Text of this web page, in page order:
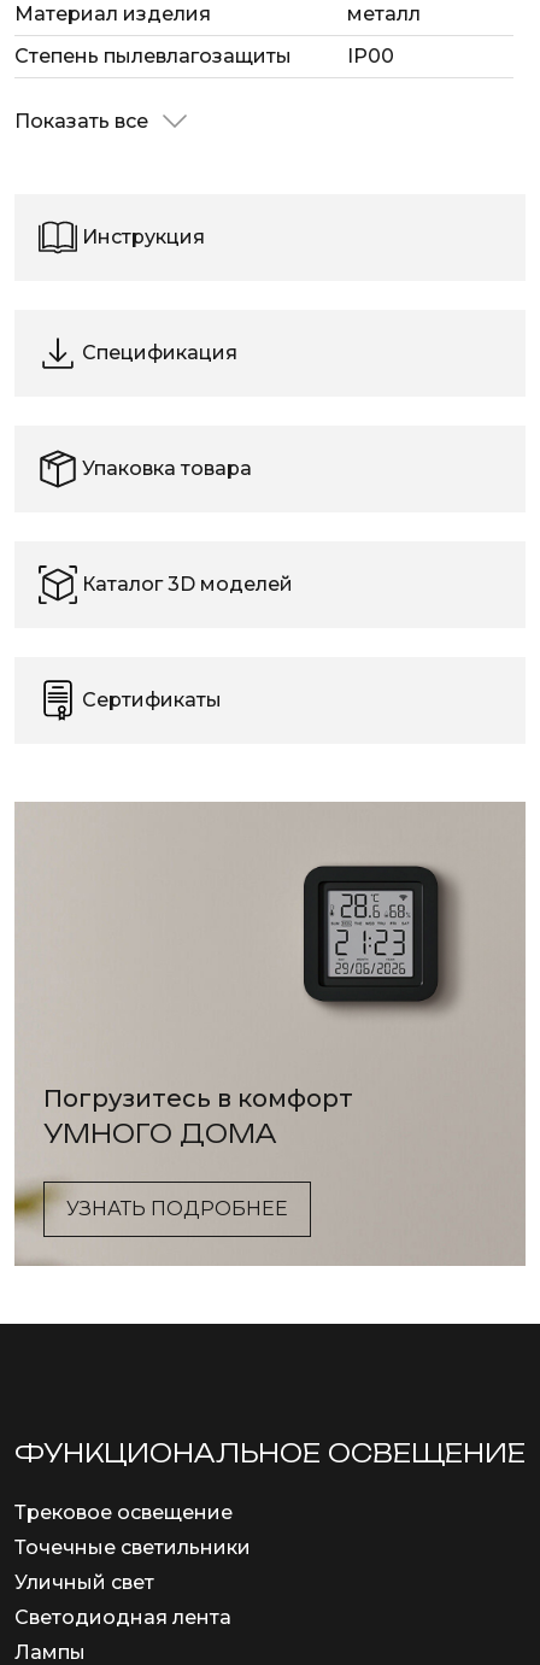
Материал изделия
металл
Степень пылевлагозащиты
IP00
Показать все
Инструкция
Спецификация
Упаковка товара
Каталог 3D моделей
Сертификаты
Погрузитесь в комфорт
УМНОГО ДОМА
УЗНАТЬ ПОДРОБНЕЕ
ФУНКЦИОНА­ЛЬНОЕ ОСВЕЩЕНИЕ
Трековое освещение
Точечные светильники
Уличный свет
Светодиодная лента
Лампы